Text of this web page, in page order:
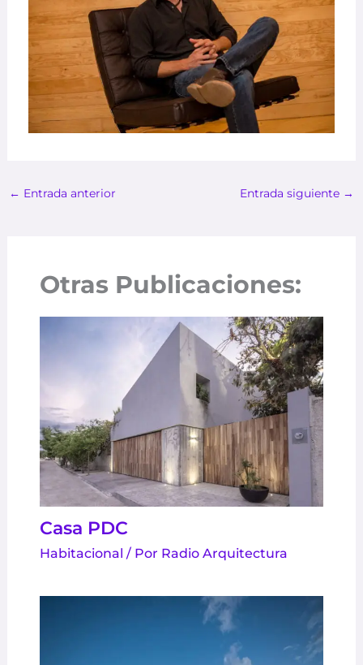
← Entrada anterior Entrada siguiente →
Otras Publicaciones:
Casa PDC
Habitacional / Por Radio Arquitectura